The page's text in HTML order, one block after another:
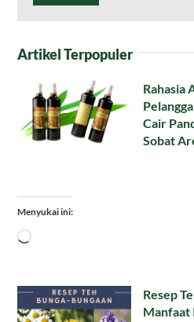
Artikel Terpopuler
Rahasia
Cair
Sobat
Menyukai ini:
Memuat...
Resep
Manfaat